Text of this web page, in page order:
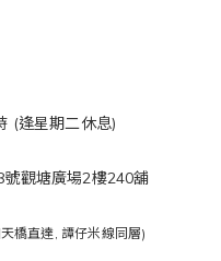
(逢星期二休息)
塘廣場2樓240舖
橋直達, 譚仔米線同層)